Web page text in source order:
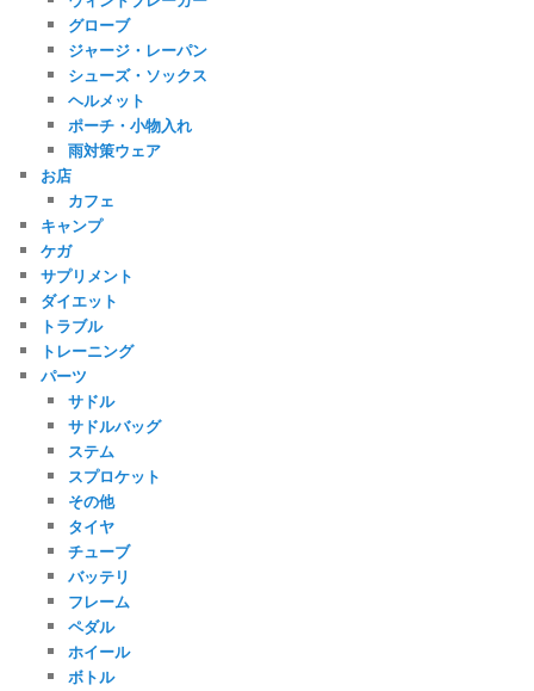
グローブ
ジャージ・レーパン
シューズ・ソックス
ヘルメット
ポーチ・小物入れ
雨対策ウェア
お店
カフェ
キャンプ
ケガ
サプリメント
ダイエット
トラブル
トレーニング
パーツ
サドル
サドルバッグ
ステム
スプロケット
その他
タイヤ
チューブ
バッテリ
フレーム
ペダル
ホイール
ボトル